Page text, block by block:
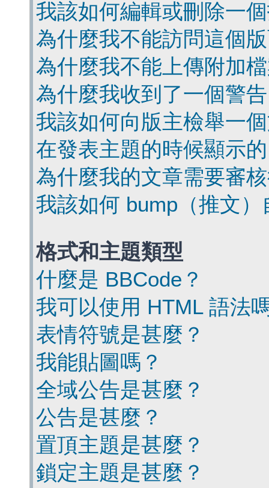
我該如何編輯或刪除一
為什麼我不能訪問這個
為什麼我不能上傳附加
為什麼我收到了一個警
我該如何向版主檢舉一
在發表主題的時候顯示
為什麼我的文章需要審
我該如何 bump（推文
格式和主題類型
什麼是 BBCode？
我可以使用 HTML 語法
表情符號是甚麼？
我能貼圖嗎？
全域公告是甚麼？
公告是甚麼？
置頂主題是甚麼？
鎖定主題是甚麼？